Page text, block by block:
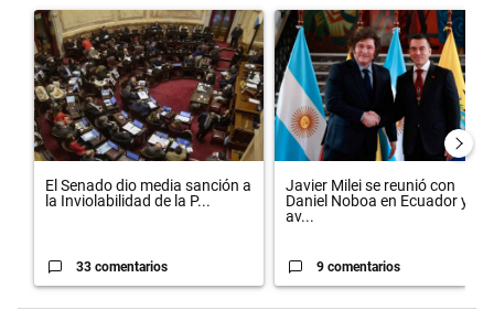
Un artículo de tendencia con el título "El Senado dio media sanción
El Senado dio media sanción a
la Inviolabilidad de la P...
33 comentarios
Un artículo de tendencia con el
Javier Milei se reunió con
Daniel Noboa en Ecuador y
av...
9 comentarios